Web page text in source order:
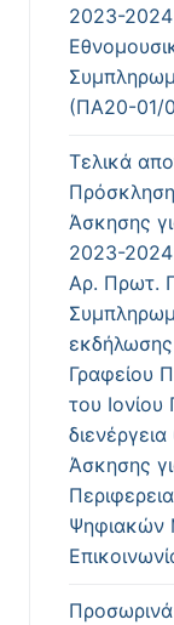
2023-
(ΠΑ20-01/
Τελικά
Άσκησης
2023-2024
Αρ. Πρωτ.
Γραφείου
του Ιονίου
Άσκησης
Ψηφιακών